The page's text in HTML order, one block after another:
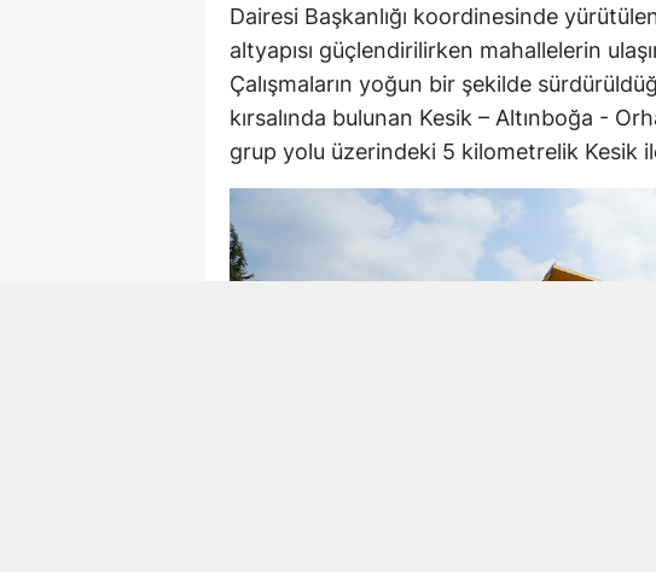
Dairesi Başkanlığı koordinesinde
altyapısı güçlendirilirken mahallelerin
Çalışmaların yoğun bir şekilde
kırsalında bulunan Kesik – Altınboğa -
grup yolu üzerindeki 5 kilometrelik Kesik